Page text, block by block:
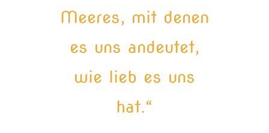
Meeres, mit denen
es uns andeutet,
wie lieb es uns
hat.“